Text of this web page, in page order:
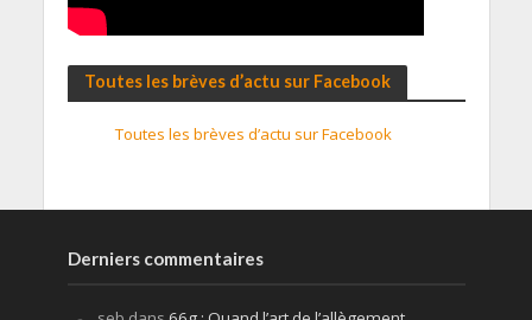
Toutes les brèves d’actu sur Facebook
Toutes les brèves d’actu sur Facebook
Derniers commentaires